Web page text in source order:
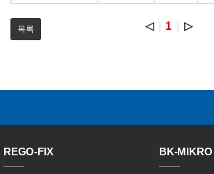
목록 ◁ 1 ▷
REGO-FIX BK-MIKRO